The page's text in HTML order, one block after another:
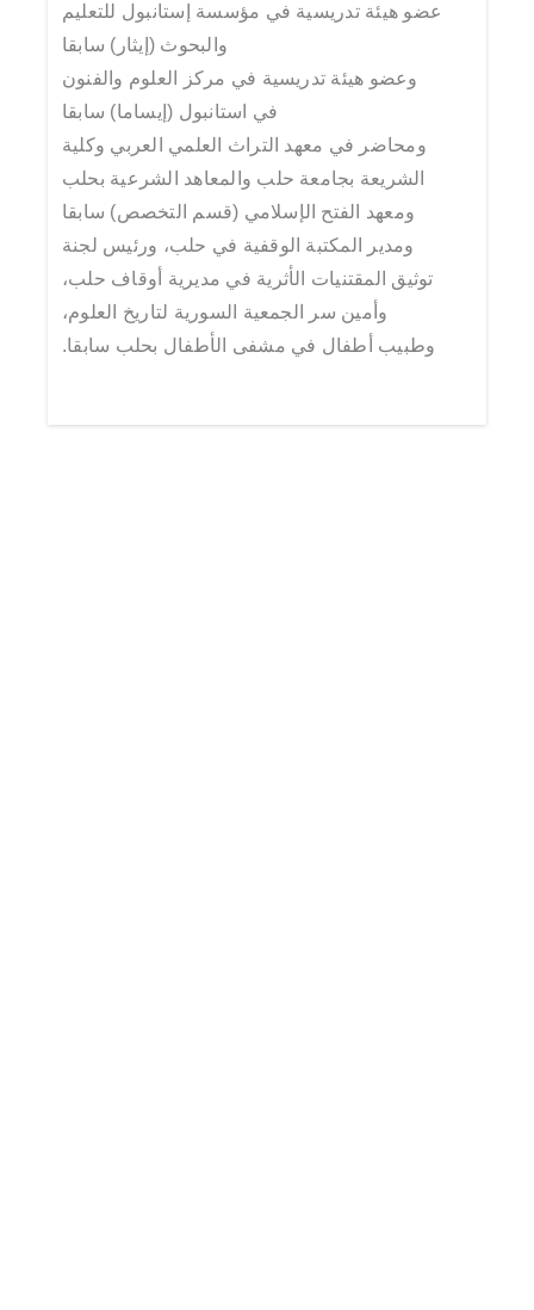
عضو هيئة تدريسية في مؤسسة إستانبول للتعليم
والبحوث (إيثار) سابقا
وعضو هيئة تدريسية في مركز العلوم والفنون
في استانبول (إيساما) سابقا
ومحاضر في معهد التراث العلمي العربي وكلية
الشريعة بجامعة حلب والمعاهد الشرعية بحلب
ومعهد الفتح الإسلامي (قسم التخصص) سابقا
ومدير المكتبة الوقفية في حلب، ورئيس لجنة
توثيق المقتنيات الأثرية في مديرية أوقاف حلب،
وأمين سر الجمعية السورية لتاريخ العلوم،
وطبيب أطفال في مشفى الأطفال بحلب سابقا.